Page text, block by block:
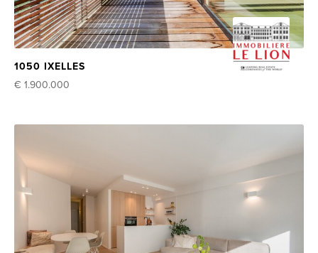
1050 IXELLES
€ 1.900.000